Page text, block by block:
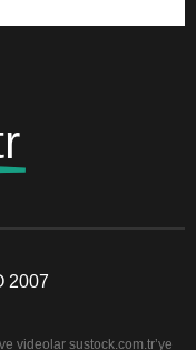
2007
videolar sustock.com.tr’ye